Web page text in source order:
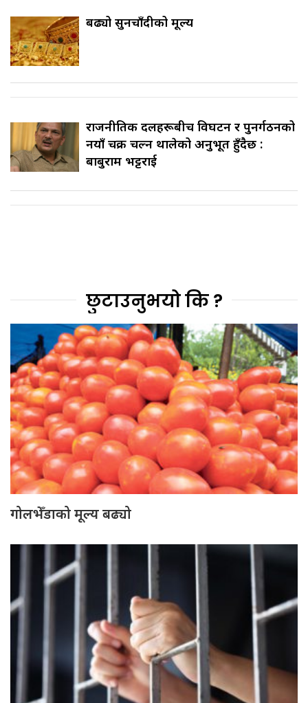
बढ्यो सुनचाँदीको मूल्य
राजनीतिक दलहरूबीच विघटन र पुनर्गठनको
नयाँ चक्र चल्न थालेको अनुभूत हुँदैछ :
बाबुराम भट्टराई
छुटाउनुभयो कि ?
गोलभेँडाको मूल्य बढ्यो